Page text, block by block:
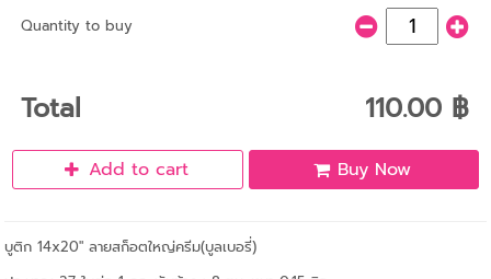
Quantity to buy
Total 110.00 ฿
Add to cart Buy Now
บูติก 14x20" ลายสก็อตใหญ่ครีม(บูลเบอรี่)